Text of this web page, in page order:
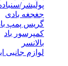
پولیشر/
جغجغه بادی
گریس پمپ
کمپرسور باد
بالانسر
لوازم جانبی